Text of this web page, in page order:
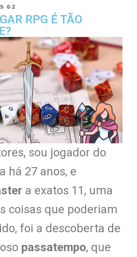
62
RPG É TÃO
sou jogador do
há 27 anos, e
a exatos 11, uma
coisas que poderiam
foi a descoberta de
passatempo, que